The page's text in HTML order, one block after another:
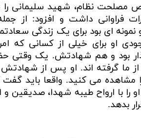
نظام، شهید سلیمانی را
فراوانی داشت و افزود: از
نمونه ای بود برای یک زندگی
او برای خیلی از کسانی که
بود و هم شهادتش. یک وقتی
ما گرفته اند. او پس از
مشاهده می کنید. واقعا باید
او را با ارواح طیبه شهدا، صدیقین
بدهد.